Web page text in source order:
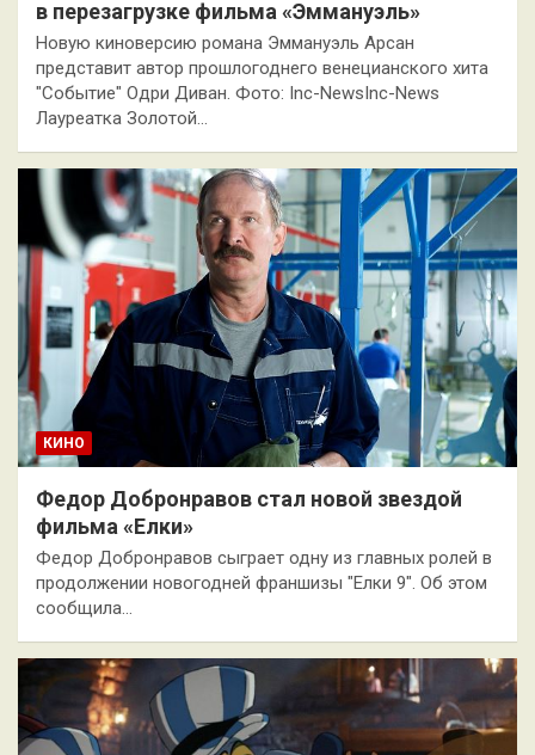
в перезагрузке фильма «Эммануэль»
Новую киноверсию романа Эммануэль Арсан
представит автор прошлогоднего венецианского хита
"Событие" Одри Диван. Фото: Inc-NewsInc-News
Лауреатка Золотой…
КИНО
Федор Добронравов стал новой звездой
фильма «Елки»
Федор Добронравов сыграет одну из главных ролей в
продолжении новогодней франшизы "Елки 9". Об этом
сообщила…